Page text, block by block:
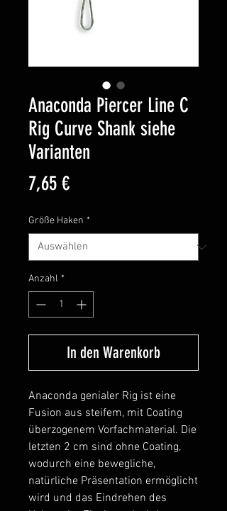
Anaconda Piercer Line C
Rig Curve Shank siehe
Varianten
7,65 €Preis
Größe Haken *
Anzahl *
In den Warenkorb
Anaconda genialer Rig ist eine
Fusion aus steifem, mit Coating
überzogenem Vorfachmaterial. Die
letzten 2 cm sind ohne Coating,
wodurch eine bewegliche,
natürliche Präsentation ermöglicht
wird und das Eindrehen des